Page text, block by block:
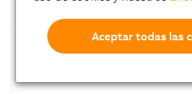
Digital inputs/outputs
Aceptar todas las